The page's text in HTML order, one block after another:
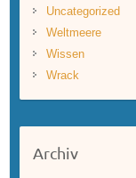
Uncategorized
Weltmeere
Wissen
Wrack
Archiv